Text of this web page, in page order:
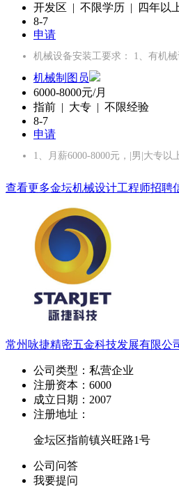
开发区 | 不限学历 | 四年以
8-7
申请
机械设备安装工要求： 1、有机
机械制图员
6000-8000元/月
指前 | 大专 | 不限经验
8-7
申请
1、月薪6000-8000元，|男|大专
查看更多金坛机械设计工程师招聘
常州咏捷精密五金科技发展有限公
公司类型： 私营企业
注册资本： 6000
成立日期： 2007
注册地址：
金坛区指前镇兴旺路1号
公司问答
我要提问